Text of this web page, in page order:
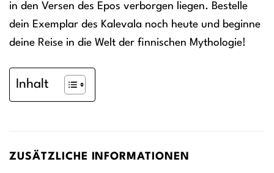
in den Versen des Epos verborgen liegen. Bestelle
dein Exemplar des Kalevala noch heute und beginne
deine Reise in die Welt der finnischen Mythologie!
Inhalt
ZUSÄTZLICHE INFORMATIONEN